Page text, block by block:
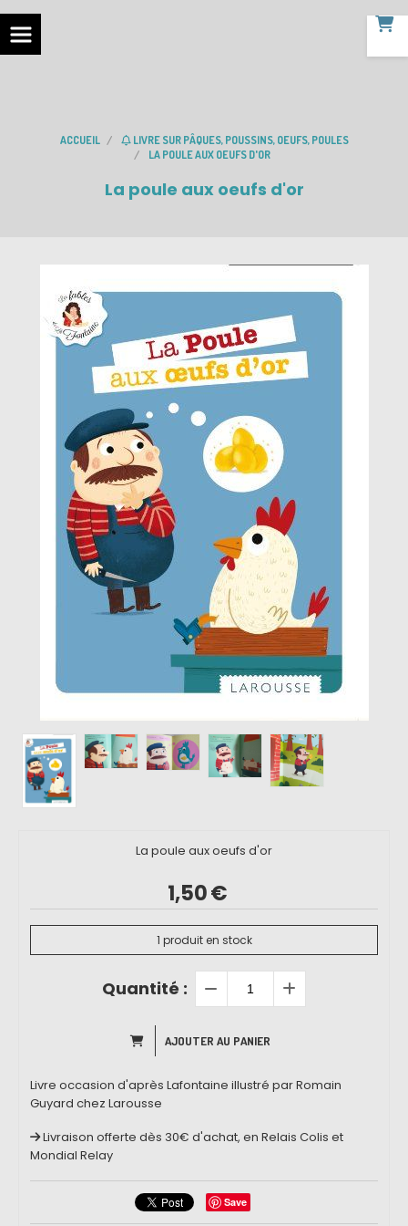
ACCUEIL
LIVRE SUR PÂQUES, POUSSINS, OEUFS, POULES
LA POULE AUX OEUFS D'OR
La poule aux oeufs d'or
La poule aux oeufs d'or
1,50€
1 produit en stock
Quantité :
AJOUTER AU PANIER
Livre occasion d'après Lafontaine illustré par Romain
Guyard chez Larousse
Livraison offerte dès 30€ d'achat, en Relais Colis et
Mondial Relay
Save